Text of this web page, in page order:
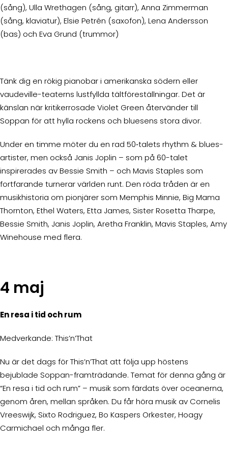
(sång), Ulla Wrethagen (sång, gitarr), Anna Zimmerman
(sång, klaviatur), Elsie Petrén (saxofon), Lena Andersson
(bas) och Eva Grund (trummor)
Tänk dig en rökig pianobar i amerikanska södern eller
vaudeville-teaterns lustfyllda tältföreställningar. Det är
känslan när kritikerrosade Violet Green återvänder till
Soppan för att hylla rockens och bluesens stora divor.
Under en timme möter du en rad 50‐talets rhythm & blues-
artister, men också Janis Joplin – som på 60-talet
inspirerades av Bessie Smith – och Mavis Staples som
fortfarande turnerar världen runt. Den röda tråden är en
musikhistoria om pionjärer som Memphis Minnie, Big Mama
Thornton, Ethel Waters, Etta James, Sister Rosetta Tharpe,
Bessie Smith, Janis Joplin, Aretha Franklin, Mavis Staples, Amy
Winehouse med flera.
4 maj
En resa i tid och rum
Medverkande: This’n’That
Nu är det dags för This’n’That att följa upp höstens
bejublade Soppan-framträdande. Temat för denna gång är
“En resa i tid och rum” – musik som färdats över oceanerna,
genom åren, mellan språken. Du får höra musik av Cornelis
Vreeswijk, Sixto Rodriguez, Bo Kaspers Orkester, Hoagy
Carmichael och många fler.